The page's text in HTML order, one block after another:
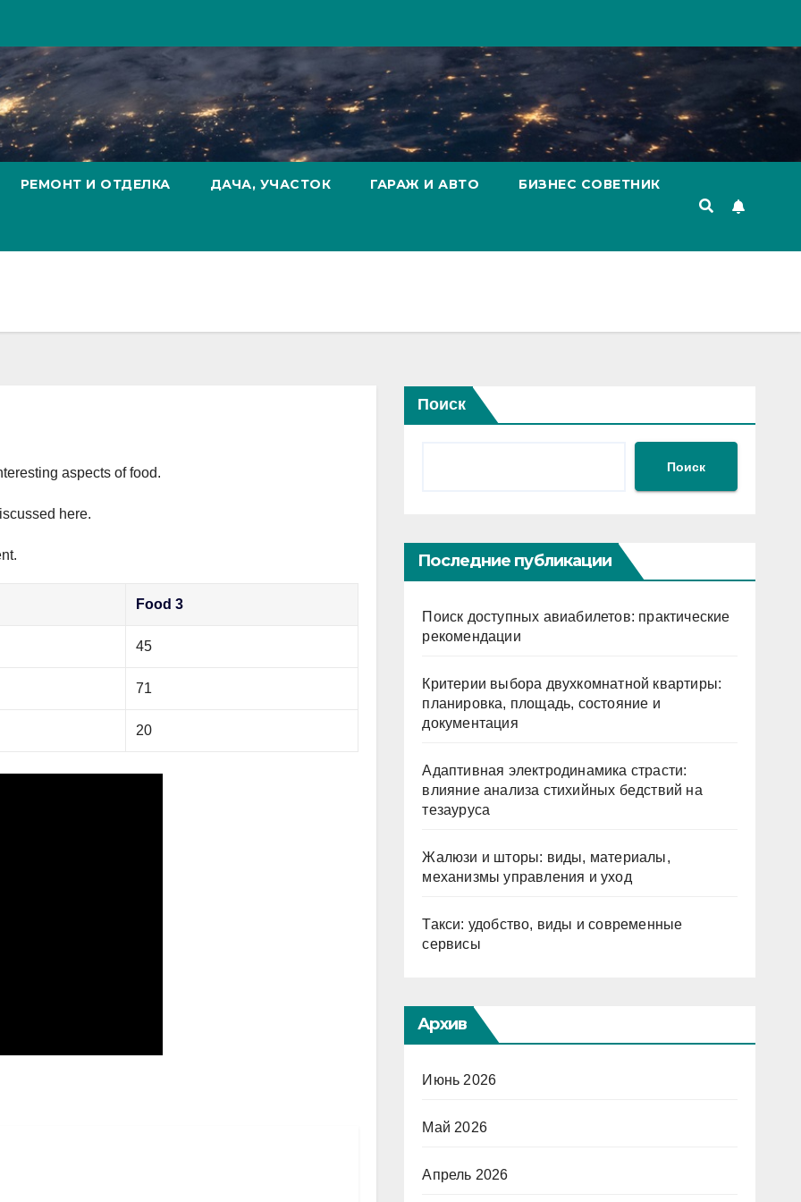
РЕМОНТ И ОТДЕЛКА ДАЧА, УЧАСТОК ГАРАЖ И АВТО БИЗНЕС СОВЕТНИК
aspects of food.
here.
Food 3
45
71
20
Поиск
Поиск
Последние публикации
Поиск доступных авиабилетов: практические
рекомендации
Критерии выбора двухкомнатной квартиры:
планировка, площадь, состояние и
документация
Адаптивная электродинамика страсти:
влияние анализа стихийных бедствий на
тезауруса
Жалюзи и шторы: виды, материалы,
механизмы управления и уход
Такси: удобство, виды и современные
сервисы
Архив
Июнь 2026
Май 2026
Апрель 2026